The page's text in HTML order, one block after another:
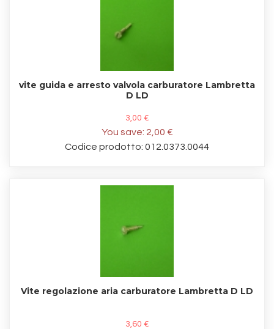
vite guida e arresto valvola carburatore Lambretta
D LD
3,00 €
You save: 2,00 €
Codice prodotto: 012.0373.0044
Vite regolazione aria carburatore Lambretta D LD
3,60 €